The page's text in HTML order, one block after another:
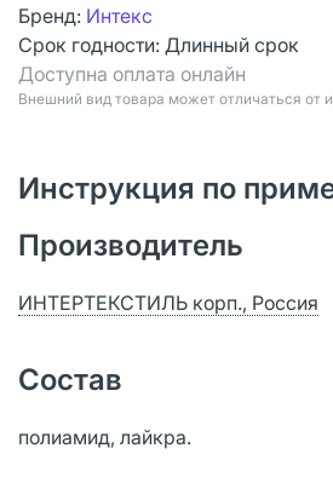
Бренд: Интекс
Срок годности: Длинный срок
Доступна оплата онлайн
Bнешний вид товара может отличаться от
Инструкция по
Производитель
ИНТЕРТЕКСТИЛЬ корп., Россия
Состав
полиамид, лайкра.